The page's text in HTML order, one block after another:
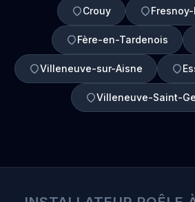
Crouy
Fère-en-Tardenois
Villeneuve-sur-Aisne
Villeneuve-Saint-